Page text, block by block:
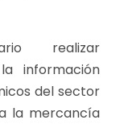
realizar
información
del sector
la mercancía